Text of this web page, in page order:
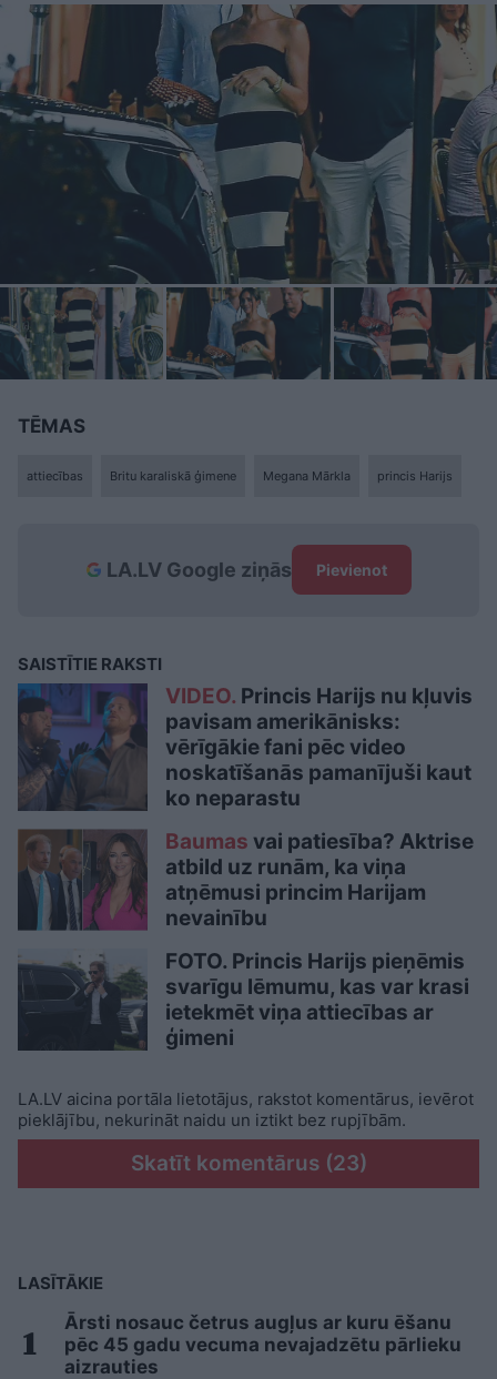
TĒMAS
attiecības Britu karaliskā ģimene Megana Mārkla princis Harijs
LA.LV Google ziņās Pievienot
SAISTĪTIE RAKSTI
VIDEO. Princis Harijs nu kļuvis
pavisam amerikānisks:
vērīgākie fani pēc video
noskatīšanās pamanījuši kaut
ko neparastu
Baumas vai patiesība? Aktrise
atbild uz runām, ka viņa
atņēmusi princim Harijam
nevainību
FOTO. Princis Harijs pieņēmis
svarīgu lēmumu, kas var krasi
ietekmēt viņa attiecības ar
ģimeni
LA.LV aicina portāla lietotājus, rakstot komentārus, ievērot
pieklājību, nekurināt naidu un iztikt bez rupjībām.
Skatīt komentārus (23)
LASĪTĀKIE
Ārsti nosauc četrus augļus ar kuru ēšanu
pēc 45 gadu vecuma nevajadzētu pārlieku
aizrauties